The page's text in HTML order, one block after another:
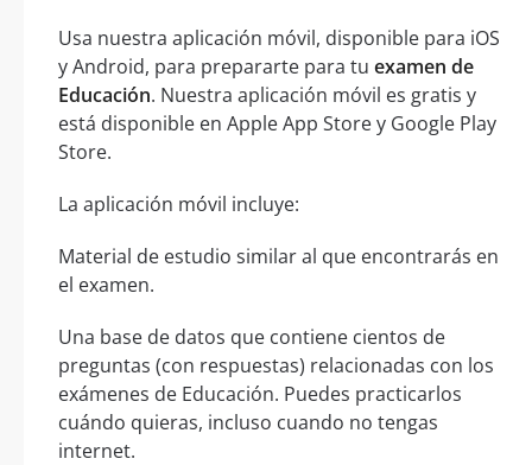
Usa nuestra aplicación móvil, disponible para iOS
y Android, para prepararte para tu examen de
Educación. Nuestra aplicación móvil es gratis y
está disponible en Apple App Store y Google Play
Store.
La aplicación móvil incluye:
Material de estudio similar al que encontrarás en
el examen.
Una base de datos que contiene cientos de
preguntas (con respuestas) relacionadas con los
exámenes de Educación. Puedes practicarlos
cuándo quieras, incluso cuando no tengas
internet.